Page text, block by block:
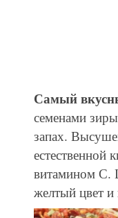
Самый
семенами
запах.
естественной
витамином С.
желтый цвет